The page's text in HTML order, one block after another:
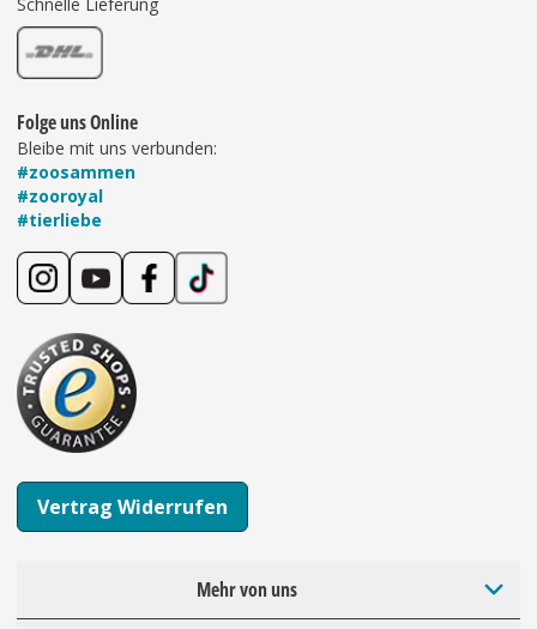
Folge uns Online
Bleibe mit uns verbunden:
#zoosammen
#zooroyal
#tierliebe
Vertrag Widerrufen
Mehr von uns